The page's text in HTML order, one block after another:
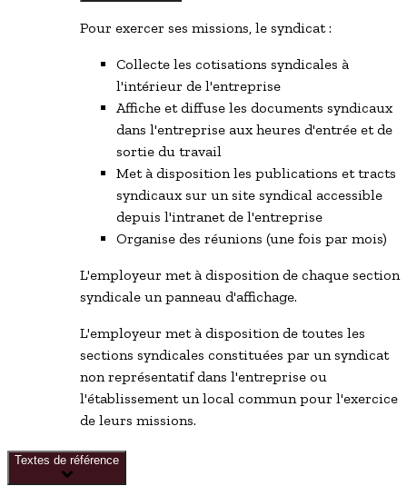
Pour exercer ses missions, le syndicat :
Collecte les cotisations syndicales à
l'intérieur de l'entreprise
Affiche et diffuse les documents syndicaux
dans l'entreprise aux heures d'entrée et de
sortie du travail
Met à disposition les publications et tracts
syndicaux sur un site syndical accessible
depuis l'intranet de l'entreprise
Organise des réunions (une fois par mois)
L'employeur met à disposition de chaque section
syndicale un panneau d'affichage.
L'employeur met à disposition de toutes les
sections syndicales constituées par un syndicat
non représentatifdans l'entreprise ou
l'établissement un local commun pour l'exercice
de leurs missions.
Textes de référence